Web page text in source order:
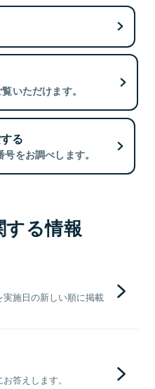
いただけます。
る
をお調べします。
する情報
施日の新しい順に掲載
答えします。